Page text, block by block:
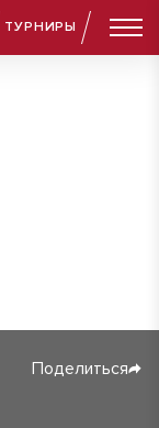
ТУРНИРЫ
Поделиться